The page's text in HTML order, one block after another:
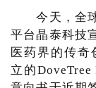
今天，全球
平台晶泰科技
医药界的传奇
立的